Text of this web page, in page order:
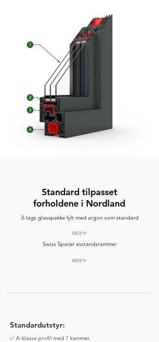
Standard tilpasset
forholdene i Nordland
3-lags glasspakke fylt med argon som standard
MER
Swiss Spacer avstandsrammer
MER
Standardutstyr:
✅ A-klasse profil med 7 kammer.